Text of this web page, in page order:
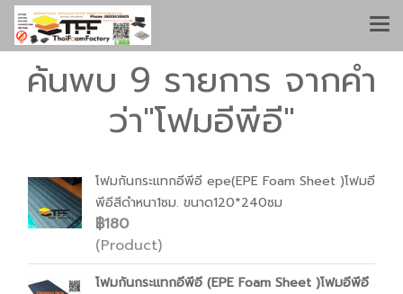
ค้นพบ 9 รายการ จากคำ
ว่า"โฟมอีพีอี"
โฟมกันกระแทกอีพีอี epe(EPE Foam Sheet )โฟมอี
พีอีสีดำหนา1ซม. ขนาด120*240ซม
฿180
(Product)
โฟมกันกระแทกอีพีอี (EPE Foam Sheet )โฟมอีพีอี